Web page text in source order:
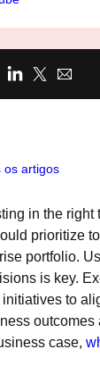
os artigos
in the right
prioritize
portfolio.
is key.
to
outcomes
case,